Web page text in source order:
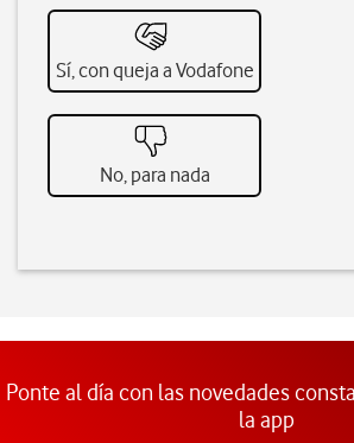
Sí, con queja a Vodafone
No, para nada
Ponte al día con las novedades
la app